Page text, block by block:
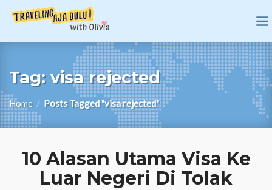
Tag: visa rejected
Home / Posts Tagged "visa rejected"
10 Alasan Utama Visa Ke
Luar Negeri Di Tolak